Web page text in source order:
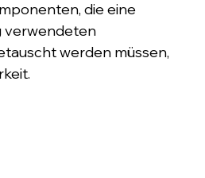
die eine
verwendeten
werden müssen,